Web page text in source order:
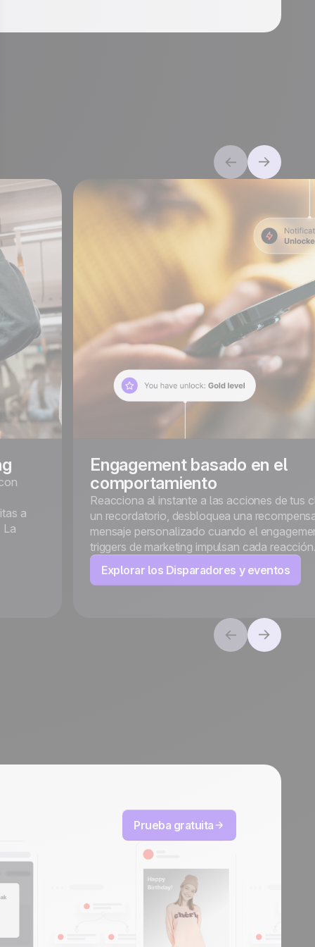
a
La
Engagement basado en el
comportamiento
Reacciona al instante a las acciones de tus
un recordatorio, desbloquea una
mensaje personalizado cuando el
triggers de marketing impulsan cada
Explorar los Disparadores y eventos
Prueba gratuita